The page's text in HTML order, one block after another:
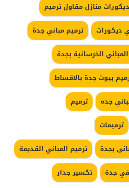
ديكورات منازل مقاول ترميم
ديكورات
ترميم مباني جدة
الخرسانية بجدة
بيوت جدة بالاقساط
جده
ترميم
ترميمات
بجدة
ترميم المباني القديمة
جدة
تكسير جدار